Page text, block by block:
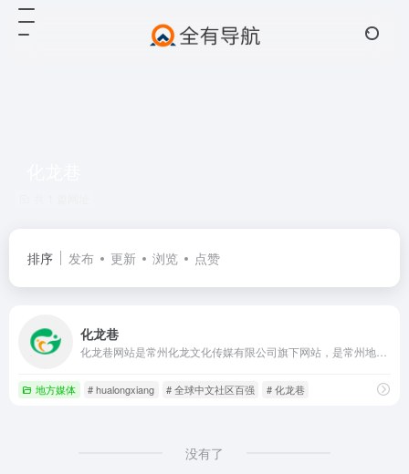
排序 发布 更新 浏览 点赞
化龙巷
地方媒体 # hualongxiang # 全球中文社区百强 # 化龙巷
没有了